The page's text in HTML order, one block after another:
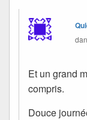
Et un grand
compris.
Douce